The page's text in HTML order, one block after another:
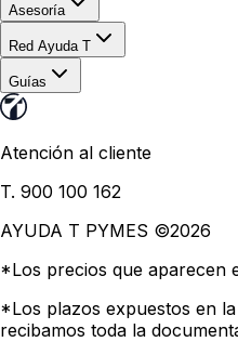
Asesoría
Red Ayuda T
Guías
Atención al cliente
T. 900 100 162
AYUDA T PYMES ©2026
*Los precios que aparecen
*Los plazos expuestos en
recibamos toda la